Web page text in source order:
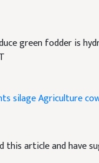
green fodder is
silageAgriculture
this article and have